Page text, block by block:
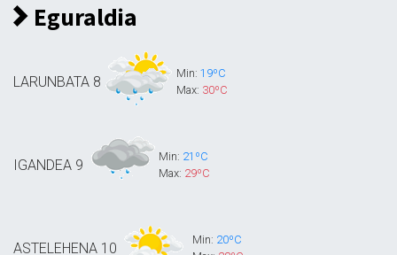
Eguraldia
LARUNBATA 8
Min: 19ºC
Max: 30ºC
IGANDEA 9
Min: 21ºC
Max: 29ºC
ASTELEHENA 10
Min: 20ºC